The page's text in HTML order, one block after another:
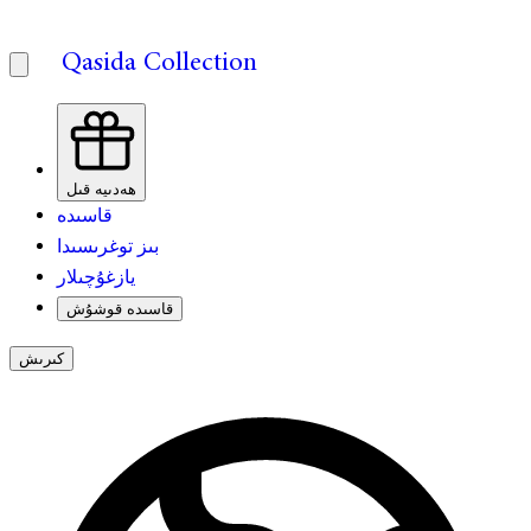
Qasida Collection
ھەدىيە قىل
قاسىدە
بىز توغرىسىدا
يازغۇچىلار
قاسىدە قوشۇش
كىرىش